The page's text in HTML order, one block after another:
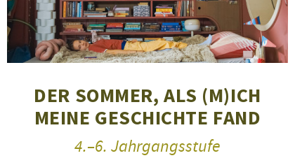
DER SOMMER, ALS (M)ICH
MEINE GESCHICHTE FAND
4.–6. Jahrgangsstufe